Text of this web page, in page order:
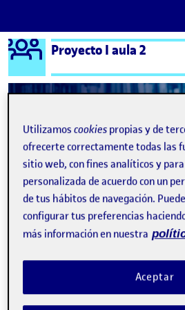
Saltar al contenido
Logo Ágora
Proyecto I aula 2
Semestre 20221 - Aula 2 PEC 3:
PEC 3: Camino -
Metodología
Publicado porLos mismos pasos,
Fecha de publicación
3 diciembre,
1 comentario
Se nos ha propuesto explicar cómo
trabajo, en mi caso, llevo toda mi vida
Utilizamoscookies propias y de
ofrecerte correctamente todas las
sitio web, con fines analíticos y
personalizada de acuerdo con un
de tus hábitos de navegación.
configurar tus preferencias
más información en nuestra
Aceptar